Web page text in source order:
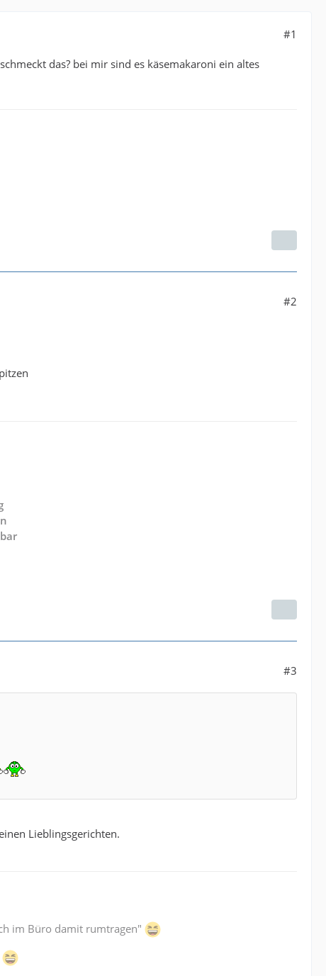
#1
das? bei mir sind es käsemakaroni ein altes
#2
#3
Lieblingsgerichten.
im Büro damit rumtragen"